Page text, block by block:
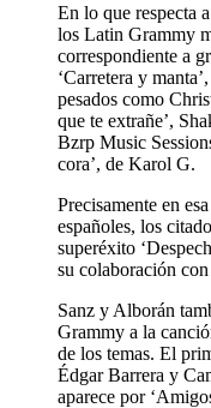
En lo que respecta
los Latin Grammy
correspondiente a
‘Carretera y
pesados como
que te extrañe’,
Bzrp Music
cora’, de Karol G.
Precisamente en
españoles, los
superéxito
su colaboración
Sanz y Alborán
Grammy a la
de los temas. El
Édgar Barrera y
aparece por